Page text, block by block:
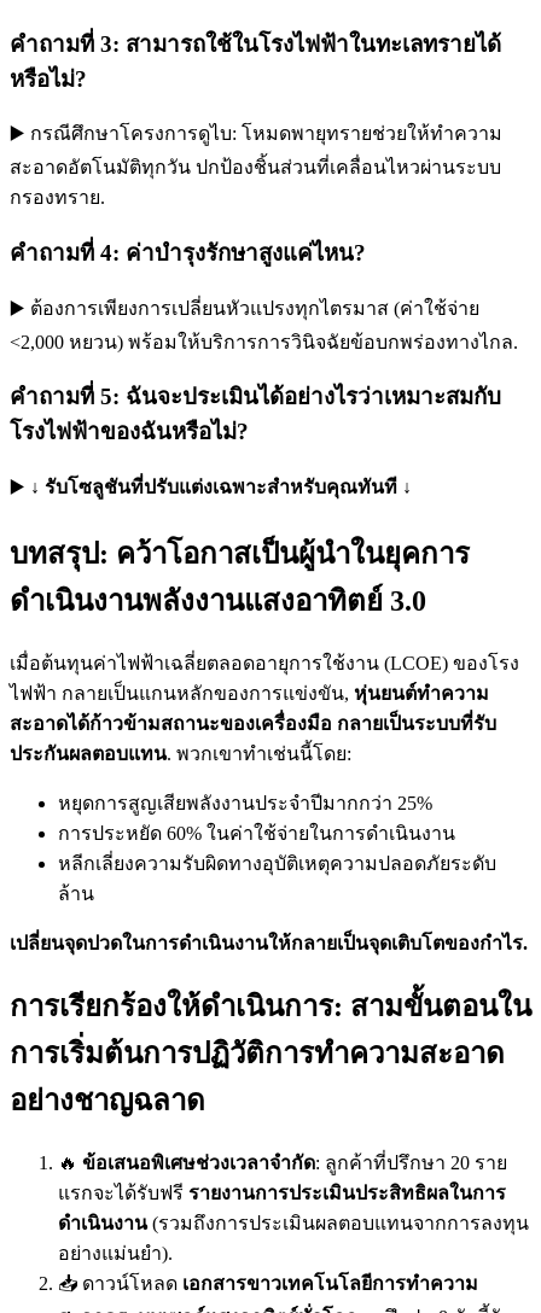
คำถามที่ 3: สามารถใช้ในโรงไฟฟ้าในทะเลทรายได้
หรือไม่?
▶️ กรณีศึกษาโครงการดูไบ: โหมดพายุทรายช่วยให้ทำความ
สะอาดอัตโนมัติทุกวัน ปกป้องชิ้นส่วนที่เคลื่อนไหวผ่านระบบ
กรองทราย.
คำถามที่ 4: ค่าบำรุงรักษาสูงแค่ไหน?
▶️ ต้องการเพียงการเปลี่ยนหัวแปรงทุกไตรมาส (ค่าใช้จ่าย
<2,000 หยวน) พร้อมให้บริการการวินิจฉัยข้อบกพร่องทางไกล.
คำถามที่ 5: ฉันจะประเมินได้อย่างไรว่าเหมาะสมกับ
โรงไฟฟ้าของฉันหรือไม่?
▶️ ↓ รับโซลูชันที่ปรับแต่งเฉพาะสำหรับคุณทันที ↓
บทสรุป: คว้าโอกาสเป็นผู้นำในยุคการ
ดำเนินงานพลังงานแสงอาทิตย์ 3.0
เมื่อต้นทุนค่าไฟฟ้าเฉลี่ยตลอดอายุการใช้งาน (LCOE) ของโรง
ไฟฟ้า กลายเป็นแกนหลักของการแข่งขัน, หุ่นยนต์ทำความ
สะอาดได้ก้าวข้ามสถานะของเครื่องมือ กลายเป็นระบบที่รับ
ประกันผลตอบแทน. พวกเขาทำเช่นนี้โดย:
หยุดการสูญเสียพลังงานประจำปีมากกว่า 25%
การประหยัด 60% ในค่าใช้จ่ายในการดำเนินงาน
หลีกเลี่ยงความรับผิดทางอุบัติเหตุความปลอดภัยระดับ
ล้าน
เปลี่ยนจุดปวดในการดำเนินงานให้กลายเป็นจุดเติบโตของกำไร.
การเรียกร้องให้ดำเนินการ: สามขั้นตอนใน
การเริ่มต้นการปฏิวัติการทำความสะอาด
อย่างชาญฉลาด
🔥 ข้อเสนอพิเศษช่วงเวลาจำกัด: ลูกค้าที่ปรึกษา 20 ราย
แรกจะได้รับฟรี รายงานการประเมินประสิทธิผลในการ
ดำเนินงาน(รวมถึงการประเมินผลตอบแทนจากการลงทุน
อย่างแม่นยำ).
📥 ดาวน์โหลด เอกสารขาวเทคโนโลยีการทำความ